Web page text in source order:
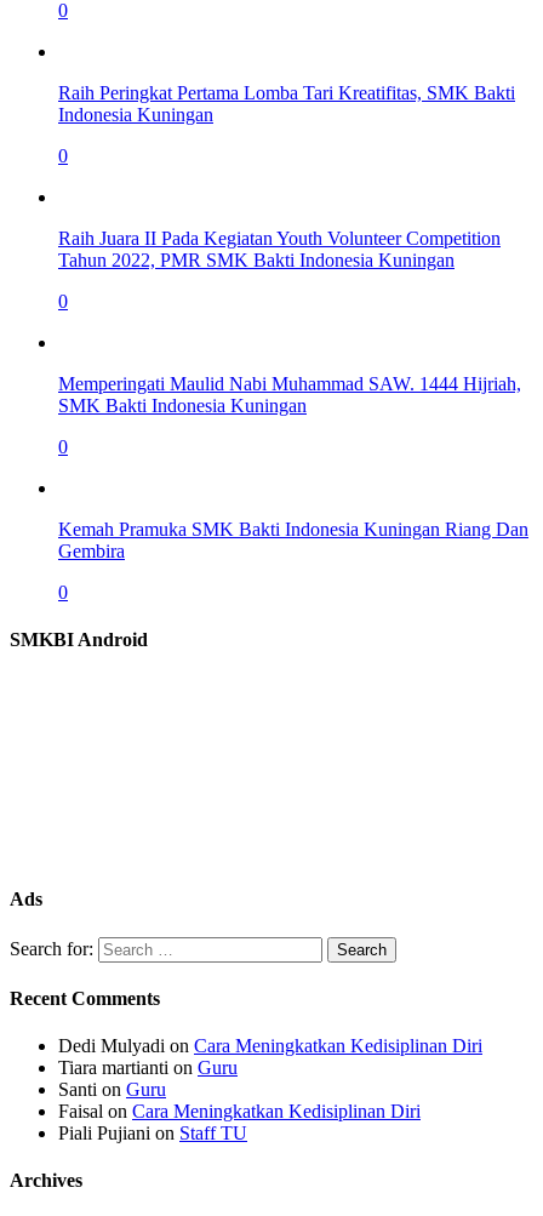
0
Raih Peringkat Pertama Lomba Tari Kreatifitas, SMK Bakti
Indonesia Kuningan
0
Raih Juara II Pada Kegiatan Youth Volunteer Competition
Tahun 2022, PMR SMK Bakti Indonesia Kuningan
0
Memperingati Maulid Nabi Muhammad SAW. 1444 Hijriah,
SMK Bakti Indonesia Kuningan
0
Kemah Pramuka SMK Bakti Indonesia Kuningan Riang Dan
Gembira
0
SMKBI Android
Ads
Search for:
Recent Comments
Dedi Mulyadi on Cara Meningkatkan Kedisiplinan Diri
Tiara martianti on Guru
Santi on Guru
Faisal on Cara Meningkatkan Kedisiplinan Diri
Piali Pujiani on Staff TU
Archives